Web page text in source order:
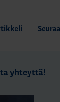
yhteyttä!